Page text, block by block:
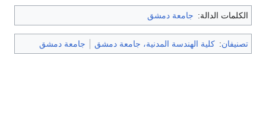
الكلمات الدالة: جامعة دمشق
تصنيفان: كلية الهندسة المدنية، جامعة دمشق جامعة دمشق